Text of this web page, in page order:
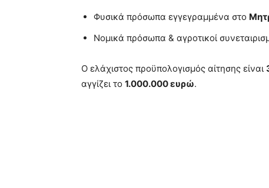
Φυσικά πρόσωπα εγγεγραμμένα στο
Νομικά πρόσωπα & αγροτικοί
Ο ελάχιστος προϋπολογισμός αίτησης είναι
αγγίζει το 1.000.000 ευρώ.